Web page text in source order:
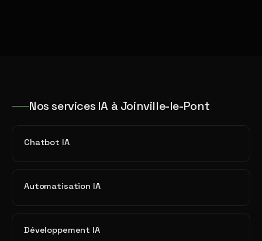
Nos services IA à Joinville-le-Pont
Chatbot IA
Automatisation IA
Développement IA